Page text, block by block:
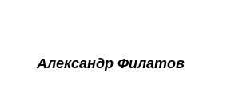
Александр Филатов